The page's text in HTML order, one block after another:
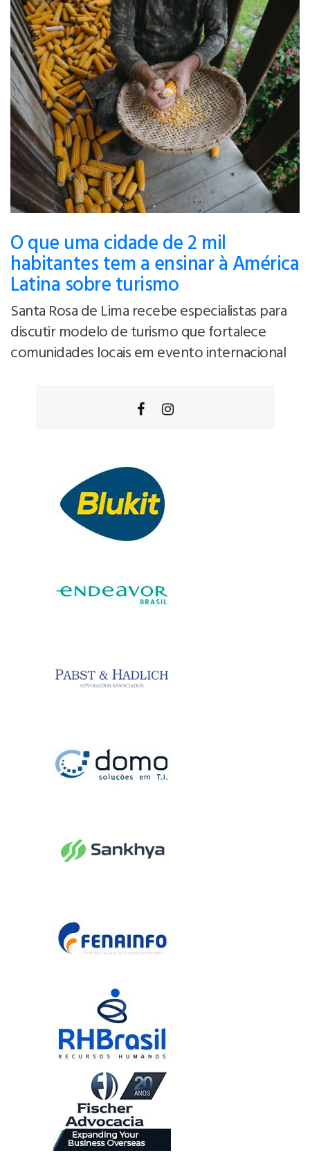
O que uma cidade de 2 mil
habitantes tem a ensinar à América
Latina sobre turismo
Santa Rosa de Lima recebe especialistas para
discutir modelo de turismo que fortalece
comunidades locais em evento internacional